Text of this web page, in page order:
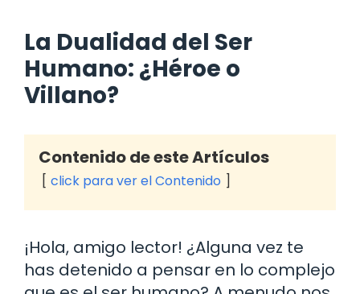
La Dualidad del Ser
Humano: ¿Héroe o
Villano?
Contenido de este Artículos
click para ver el Contenido
¡Hola, amigo lector! ¿Alguna vez te
has detenido a pensar en lo complejo